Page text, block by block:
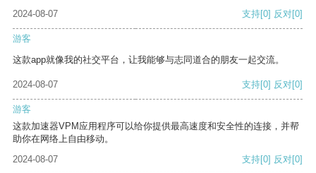
2024-08-07
支持[0] 反对[0]
游客
这款app就像我的社交平台，让我能够与志同道合的朋友一起交流。
2024-08-07 支持[0] 反对[0]
游客
这款加速器VPM应用程序可以给你提供最高速度和安全性的连接，并帮
助你在网络上自由移动。
2024-08-07
支持[0] 反对[0]